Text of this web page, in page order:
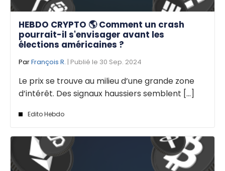
HEBDO CRYPTO 🌎 Comment un crash
pourrait-il s'envisager avant les
élections américaines ?
ParFrançois R. | Publié le 30 Sep. 2024
Le prix se trouve au milieu d’une grande zone
d’intérêt. Des signaux haussiers semblent [...]
Edito Hebdo